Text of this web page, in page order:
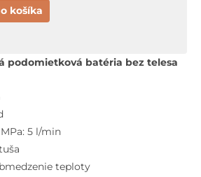
košíka
podomietková batéria bez telesa
5 l/min
teploty